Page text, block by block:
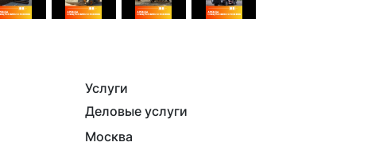
Услуги
Деловые услуги
Москва